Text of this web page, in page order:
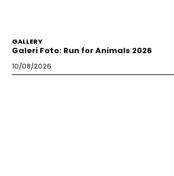
GALLERY
Galeri Foto: Run for Animals 2026
10/08/2026